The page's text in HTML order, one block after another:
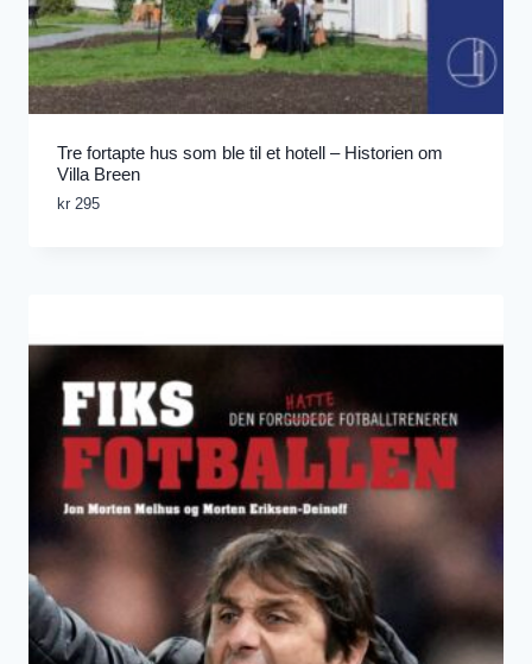
Tre fortapte hus som ble til et hotell – Historien om
Villa Breen
kr295